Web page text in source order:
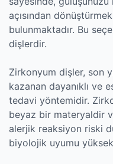
açısından
bulunmaktadır. Bu
dişlerdir.
Zirkonyum dişler, son
kazanan dayanıklı ve
tedavi yöntemidir.
beyaz bir materyaldir
alerjik reaksiyon riski
biyolojik uyumu